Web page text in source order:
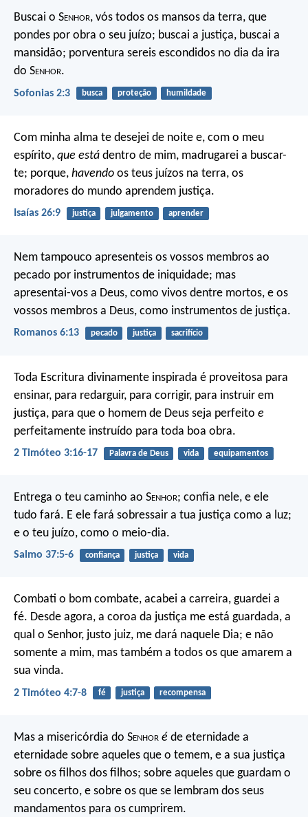
Buscai o Senhor, vós todos os mansos da terra, que
pondes por obra o seu juízo; buscai a justiça, buscai a
mansidão; porventura sereis escondidos no dia da ira
do Senhor.
Sofonias 2:3 busca proteção humildade
Com minha alma te desejei de noite e, com o meu
espírito, que está dentro de mim, madrugarei a buscar-
te; porque, havendo os teus juízos na terra, os
moradores do mundo aprendem justiça.
Isaías 26:9 justiça julgamento aprender
Nem tampouco apresenteis os vossos membros ao
pecado por instrumentos de iniquidade; mas
apresentai-vos a Deus, como vivos dentre mortos, e os
vossos membros a Deus, como instrumentos de justiça.
Romanos 6:13 pecado justiça sacrifício
Toda Escritura divinamente inspirada é proveitosa para
ensinar, para redarguir, para corrigir, para instruir em
justiça, para que o homem de Deus seja perfeito e
perfeitamente instruído para toda boa obra.
2 Timóteo 3:16-17 Palavra de Deus vida equipamentos
Entrega o teu caminho ao Senhor; confia nele, e ele
tudo fará. E ele fará sobressair a tua justiça como a luz;
e o teu juízo, como o meio-dia.
Salmo 37:5-6 confiança justiça vida
Combati o bom combate, acabei a carreira, guardei a
fé. Desde agora, a coroa da justiça me está guardada, a
qual o Senhor, justo juiz, me dará naquele Dia; e não
somente a mim, mas também a todos os que amarem a
sua vinda.
2 Timóteo 4:7-8 fé justiça recompensa
Mas a misericórdia do Senhor é de eternidade a
eternidade sobre aqueles que o temem, e a sua justiça
sobre os filhos dos filhos; sobre aqueles que guardam o
seu concerto, e sobre os que se lembram dos seus
mandamentos para os cumprirem.